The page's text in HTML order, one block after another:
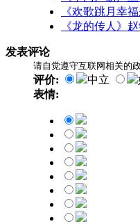
《欢歌跳月幸
《龙的传人》
发表评论
请自觉遵守互联网相关的
评价: 中立
表情: